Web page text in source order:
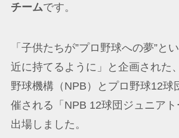
チームです。
「子供たちが”プロ野球への夢”と
近に持てるように」と企画された
野球機構（NPB）とプロ野球12球
催される「NPB 12球団ジュニア
出場しました。